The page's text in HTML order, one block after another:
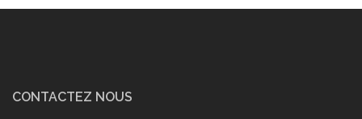
CONTACTEZ NOUS